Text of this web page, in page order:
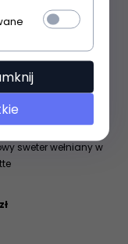
sweter wełniany w
zł